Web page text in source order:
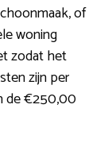
of
woning
zodat het
zijn per
de €250,00